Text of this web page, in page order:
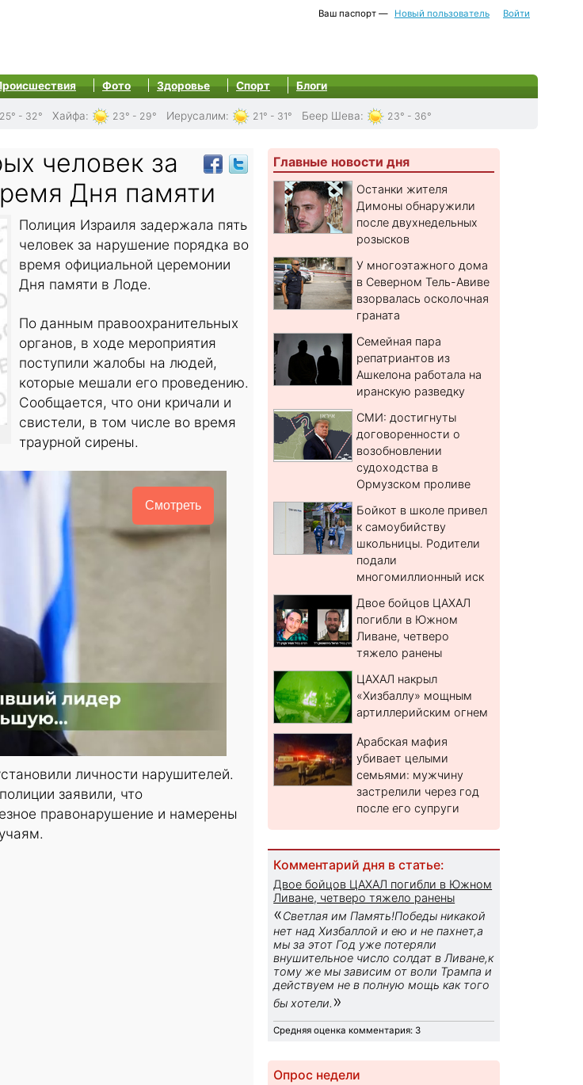
Ваш паспорт — Новый пользователь Войти
Фото Здоровье Спорт Блоги
25° - 32° Хайфа: 23° - 29° Иерусалим: 21° - 31° Беер Шева: 23° - 36°
человек за
Дня памяти
Полиция Израиля задержала пять
человек за нарушение порядка во
время официальной церемонии
Дня памяти в Лоде.
По данным правоохранительных
органов, в ходе мероприятия
поступили жалобы на людей,
которые мешали его проведению.
Сообщается, что они кричали и
свистели, в том числе во время
траурной сирены.
Смотреть
личности нарушителей.
заявили, что
правонарушение и намерены
Главные новости дня
Останки жителя
Димоны обнаружили
после двухнедельных
розысков
У многоэтажного дома
в Северном Тель-Авиве
взорвалась осколочная
граната
Семейная пара
репатриантов из
Ашкелона работала на
иранскую разведку
СМИ: достигнуты
договоренности о
возобновлении
судоходства в
Ормузском проливе
Бойкот в школе привел
к самоубийству
школьницы. Родители
подали
многомиллионный иск
Двое бойцов ЦАХАЛ
погибли в Южном
Ливане, четверо
тяжело ранены
ЦАХАЛ накрыл
«Хизбаллу» мощным
артиллерийским огнем
Арабская мафия
убивает целыми
семьями: мужчину
застрелили через год
после его супруги
Комментарий дня в статье:
Двое бойцов ЦАХАЛ погибли в Южном
Ливане, четверо тяжело ранены
«Светлая им Память!Победы никакой
нет над Хизбаллой и ею и не пахнет,а
мы за этот Год уже потеряли
внушительное число солдат в Ливане,к
тому же мы зависим от воли Трампа и
действуем не в полную мощь как того
бы хотели. »
Средняя оценка комментария: 3
Опрос недели